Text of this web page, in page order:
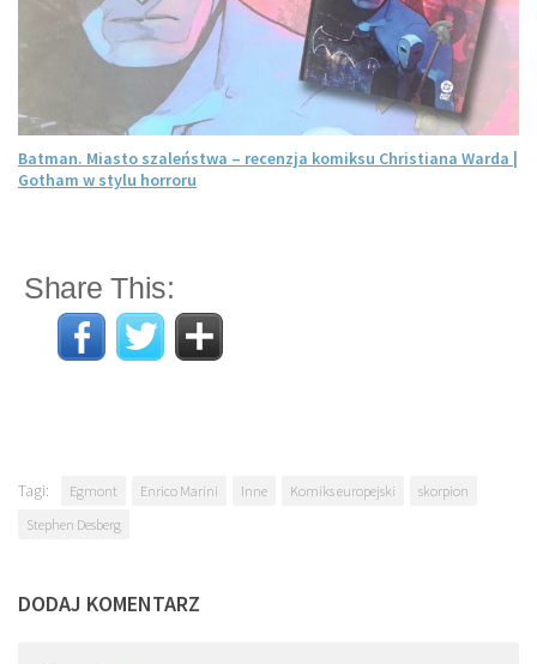
Batman. Miasto szaleństwa – recenzja komiksu Christiana Warda |
Gotham w stylu horroru
Share This:
Tagi: Egmont Enrico Marini Inne Komiks europejski
skorpion
Stephen Desberg
DODAJ KOMENTARZ